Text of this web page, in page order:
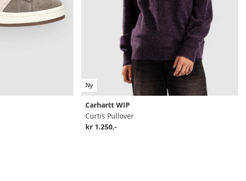
Ny
Carhartt WIP
Curtis Pullover
kr 1.250,-